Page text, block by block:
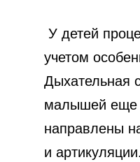
У детей
учетом
Дыхательная
малышей еще
направлены
и